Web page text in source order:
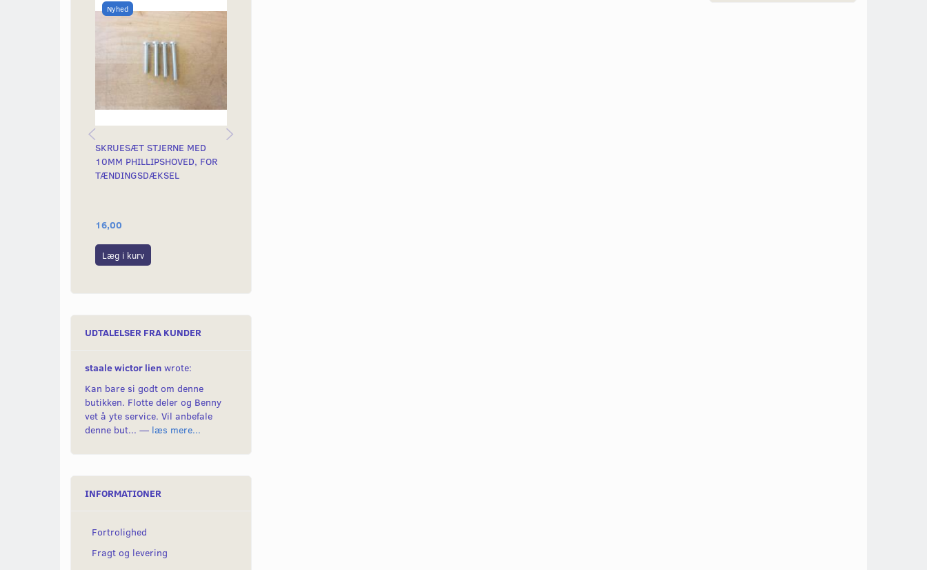
Nyhed
SKRUESÆT STJERNE MED
10MM PHILLIPSHOVED, FOR
TÆNDINGSDÆKSEL
16,00
Læg i kurv
UDTALELSER FRA KUNDER
staale wictor lien wrote:
Kan bare si godt om denne
butikken. Flotte deler og Benny
vet å yte service. Vil anbefale
denne but... — læs mere...
INFORMATIONER
Fortrolighed
Fragt og levering